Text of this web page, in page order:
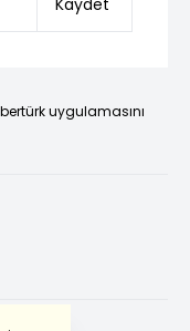
Kaydet
uygulamasını